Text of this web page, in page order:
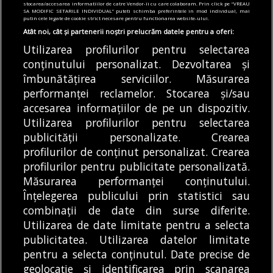
04/08/2026
Articole Main Mediu Primărie
Contractul pentru exploatarea Insulei
Copiilor din Herăstrău expiră în 2027. Apel
către PMB să nu-l prelungească: „Zgomotul
generat de evenimente a fost resimțit la
peste 3 km distanță”
MODIFICĂ SETĂRILE COOKIES
© Copyright 2025 - Buletin de București.
Găzduit dePresslabs.com. Powered by TRS Design.
Despre
Noi
Media
Kit
Politică De
Confidențialitate
Cookie
Policy (EU)
Cookie
Policy
stocarea/accesarea informatiilor de catre Vendor-ii cu care colaboram. Prin click pe “VREAU
SA MODIFIC SETARILE INDIVIDUAL” puteti schimba preferintele in mod individual, mai
putin cele legate de cookie strict necesare pentru functionarea website-ului.
Atât noi, cât și partenerii noștri prelucrăm datele pentru a oferi:
Utilizarea profilurilor pentru selectarea
conținutului personalizat. Dezvoltarea și
îmbunătățirea serviciilor. Măsurarea
performanței reclamelor. Stocarea și/sau
accesarea informațiilor de pe un dispozitiv.
Utilizarea profilurilor pentru selectarea
publicității personalizate. Crearea
profilurilor de conținut personalizat. Crearea
profilurilor pentru publicitate personalizată.
Măsurarea performanței conținutului.
Înțelegerea publicului prin statistici sau
combinații de date din surse diferite.
Utilizarea de date limitate pentru a selecta
publicitatea. Utilizarea datelor limitate
pentru a selecta conținutul. Date precise de
geolocație și identificarea prin scanarea